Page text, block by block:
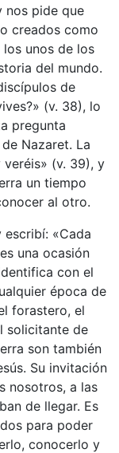
pide que
creados como
unos de los
del mundo.
de
(v. 38), lo
pregunta
Nazaret. La
veréis» (v. 39), y
un tiempo
al otro.
escribí: «Cada
una ocasión
con el
época de
forastero, el
solicitante de
son también
Su invitación
nosotros, a las
de llegar. Es
para poder
conocerlo y